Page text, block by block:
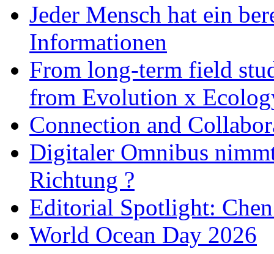
Jeder Mensch hat ein
Informationen
From long-term field
from Evolution x
Connection and
Digitaler Omnibus
Richtung ?
Editorial Spotlight:
World Ocean Day 2026